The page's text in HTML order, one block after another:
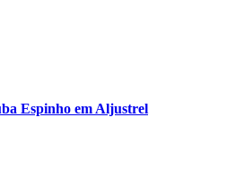
Espinho em Aljustrel